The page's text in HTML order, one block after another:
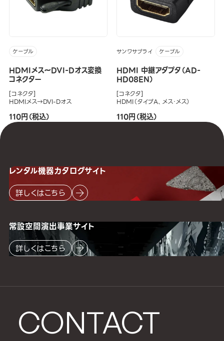
ケーブル
HDMIメス～DVI-Dオス変換
コネクター
[コネクタ]
HDMIメス→DVI-Dオス
110円（税込）
サンワサブライ ケーブル
HDMI 中継アダプタ（AD-
HD08EN）
[コネクタ]
HDMI（タイプA、メス・メス）
110円（税込）
CONTACT
レンタル機器カタログサイト
詳しくはこちら
常設空間演出事業サイト
詳しくはこちら